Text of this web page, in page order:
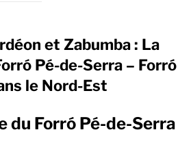
et Zabumba : La
Pé-de-Serra – Forró
le Nord-Est
du Forró Pé-de-Serra